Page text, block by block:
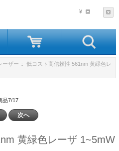
¥
ーザー :: 低コスト高信頼性 561nm 黄緑色レ
品7/17
次へ
黄緑色レーザ 1~5mW